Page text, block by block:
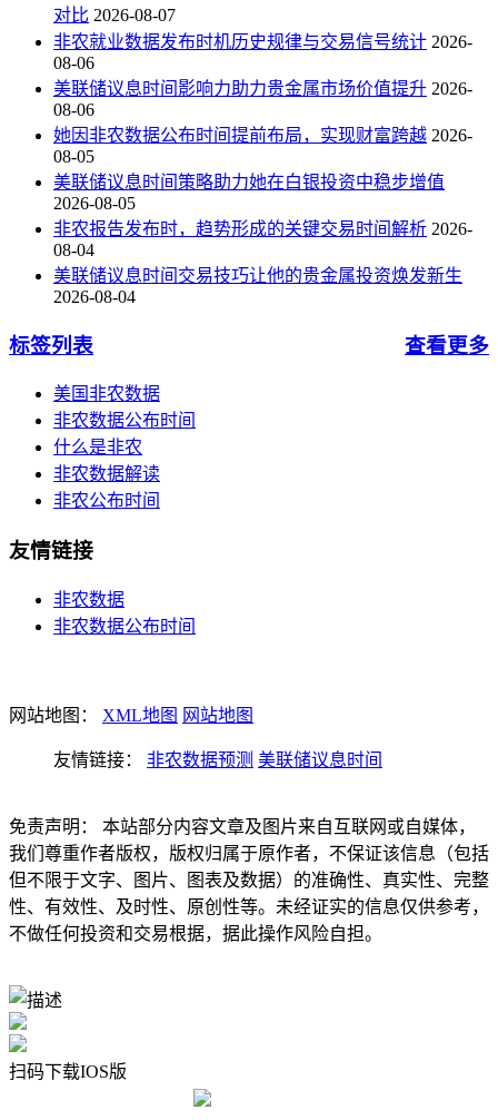
对比 2026-08-07
非农就业数据发布时机历史规律与交易信号统计 2026-
08-06
美联储议息时间影响力助力贵金属市场价值提升 2026-
08-06
她因非农数据公布时间提前布局，实现财富跨越 2026-
08-05
美联储议息时间策略助力她在白银投资中稳步增值
2026-08-05
非农报告发布时，趋势形成的关键交易时间解析 2026-
08-04
美联储议息时间交易技巧让他的贵金属投资焕发新生
2026-08-04
标签列表 查看更多
美国非农数据
非农数据公布时间
什么是非农
非农数据解读
非农公布时间
友情链接
非农数据
非农数据公布时间
网站地图： XML地图 网站地图
友情链接： 非农数据预测 美联储议息时间
免责声明： 本站部分内容文章及图片来自互联网或自媒体，
我们尊重作者版权，版权归属于原作者，不保证该信息（包括
但不限于文字、图片、图表及数据）的准确性、真实性、完整
性、有效性、及时性、原创性等。未经证实的信息仅供参考，
不做任何投资和交易根据，据此操作风险自担。
扫码下载IOS版